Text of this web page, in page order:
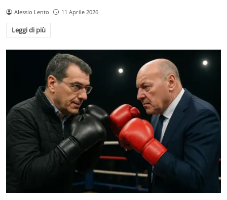
Alessio Lento 11 Aprile 2026
Leggi di più